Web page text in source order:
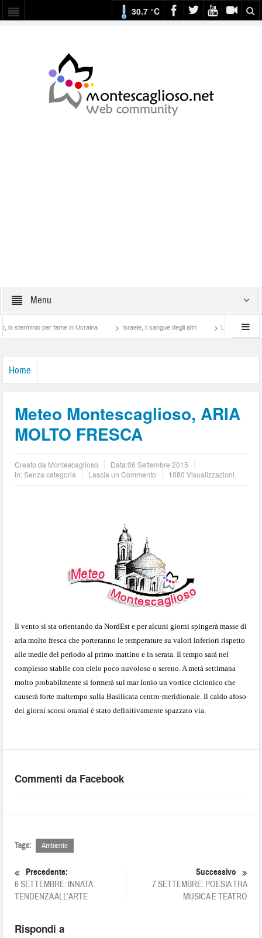
30.7 °C
Menu
per fame in Ucraina Israele, il sangue degli altri Lotta di classe… tra
Home
Meteo Montescaglioso, ARIA
MOLTO FRESCA
Creato da Montescaglioso Data:06 Settembre 2015
in: Senza categoria
Lascia un Commento 1080 Visualizzazioni
Il vento si sta orientando da NordEst e per alcuni giorni spingerà masse di
aria molto fresca che porteranno le temperature su valori inferiori rispetto
alle medie del periodo al primo mattino e in serata. Il tempo sarà nel
complesso stabile con cielo poco nuvoloso o sereno. A metà settimana
molto probabilmente si formerà sul mar Ionio un vortice ciclonico che
causerà forte maltempo sulla Basilicata centro-meridionale. Il caldo afoso
dei giorni scorsi oramai è stato definitivamente spazzato via.
Commenti da Facebook
Tags: Ambiente
Precedente:
6 SETTEMBRE: INNATA
TENDENZA ALL’ARTE
Successivo
7 SETTEMBRE: POESIA TRA
MUSICA E TEATRO
Rispondi a